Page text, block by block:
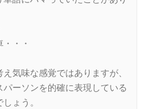
・・
気味な感覚ではありますが、
ーソンを的確に表現している
ょう。